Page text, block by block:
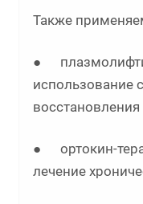
Также
●
использование
восстановления
● ортокин-
лечение